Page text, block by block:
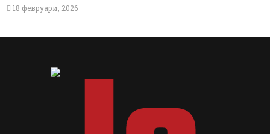
18 февруари, 2026